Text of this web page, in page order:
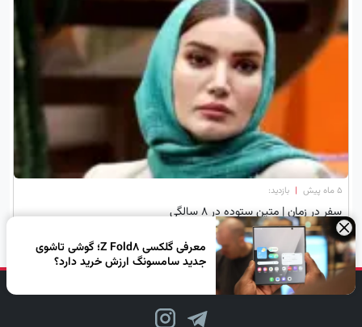
۵ ماه پیش | بازدید:
سفر در زمان | متین ستوده در 8 سالگی
×
معرفی گلکسی Z Fold8؛ گوشی تاشوی
جدید سامسونگ ارزش خرید دارد؟
دنبال کن، لبخند بزن!